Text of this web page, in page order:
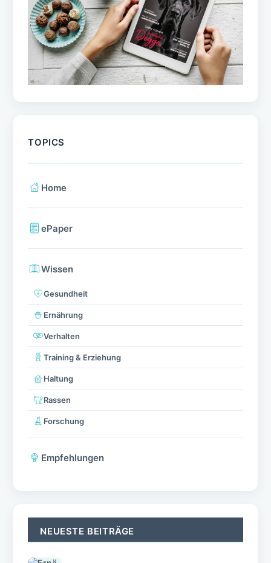
TOPICS
Home
ePaper
Wissen
Gesundheit
Ernährung
Verhalten
Training & Erziehung
Haltung
Rassen
Forschung
Empfehlungen
NEUESTE BEITRÄGE